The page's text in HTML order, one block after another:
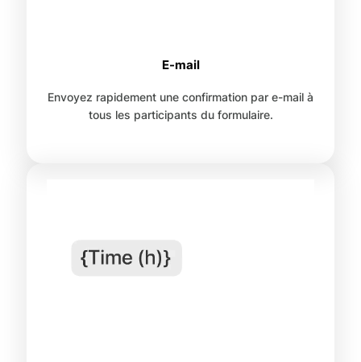
E-mail
Envoyez rapidement une confirmation par e-mail à
tous les participants du formulaire.